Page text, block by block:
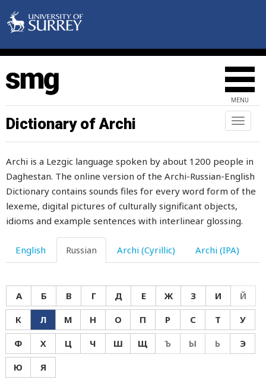
MENU
Toggle
Dictionary of Archi
Archi is a Lezgic language spoken by about 1200 people in
Daghestan. The online version of the Archi-Russian-English
Dictionary contains sounds files for every word form of the
lexeme, digital pictures of culturally significant objects,
idioms and example sentences with interlinear glossing.
English Russian Archi (Cyrillic) Archi (IPA)
А Б В Г Д Е Ж З И
Й
К
Л М Н О П Р С Т
У
Ф
Х Ц Ч Ш Щ Ъ Ы Ь
Э
Ю
Я
лопатка
лопаточка
лопаться
лопнуть
лопух
лохмотья
лошадь
лудильщик
лужа
лузгать
лук
лука